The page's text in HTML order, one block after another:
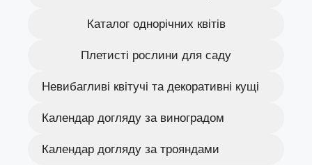
Каталог однорічних квітів
Плетисті рослини для саду
Невибагливі квітучі та декоративні кущі
Календар догляду за виноградом
Календар догляду за трояндами